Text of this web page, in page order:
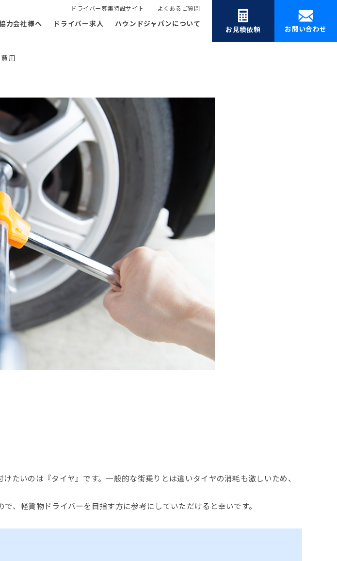
ドライバー募集特設サイト よくあるご質問
力会社様へ ドライバー求人 ハウンドジャパンについて
お見積依頼 お問い合わせ
用
たいのは『タイヤ』です。一般的な街乗りとは違いタイヤの消耗も激しいため、
、軽貨物ドライバーを目指す方に参考にしていただけると幸いです。